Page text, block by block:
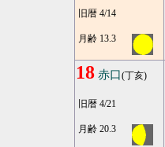
旧暦 4/14
月齢 13.3
18 赤口(丁亥)
旧暦 4/21
月齢 20.3